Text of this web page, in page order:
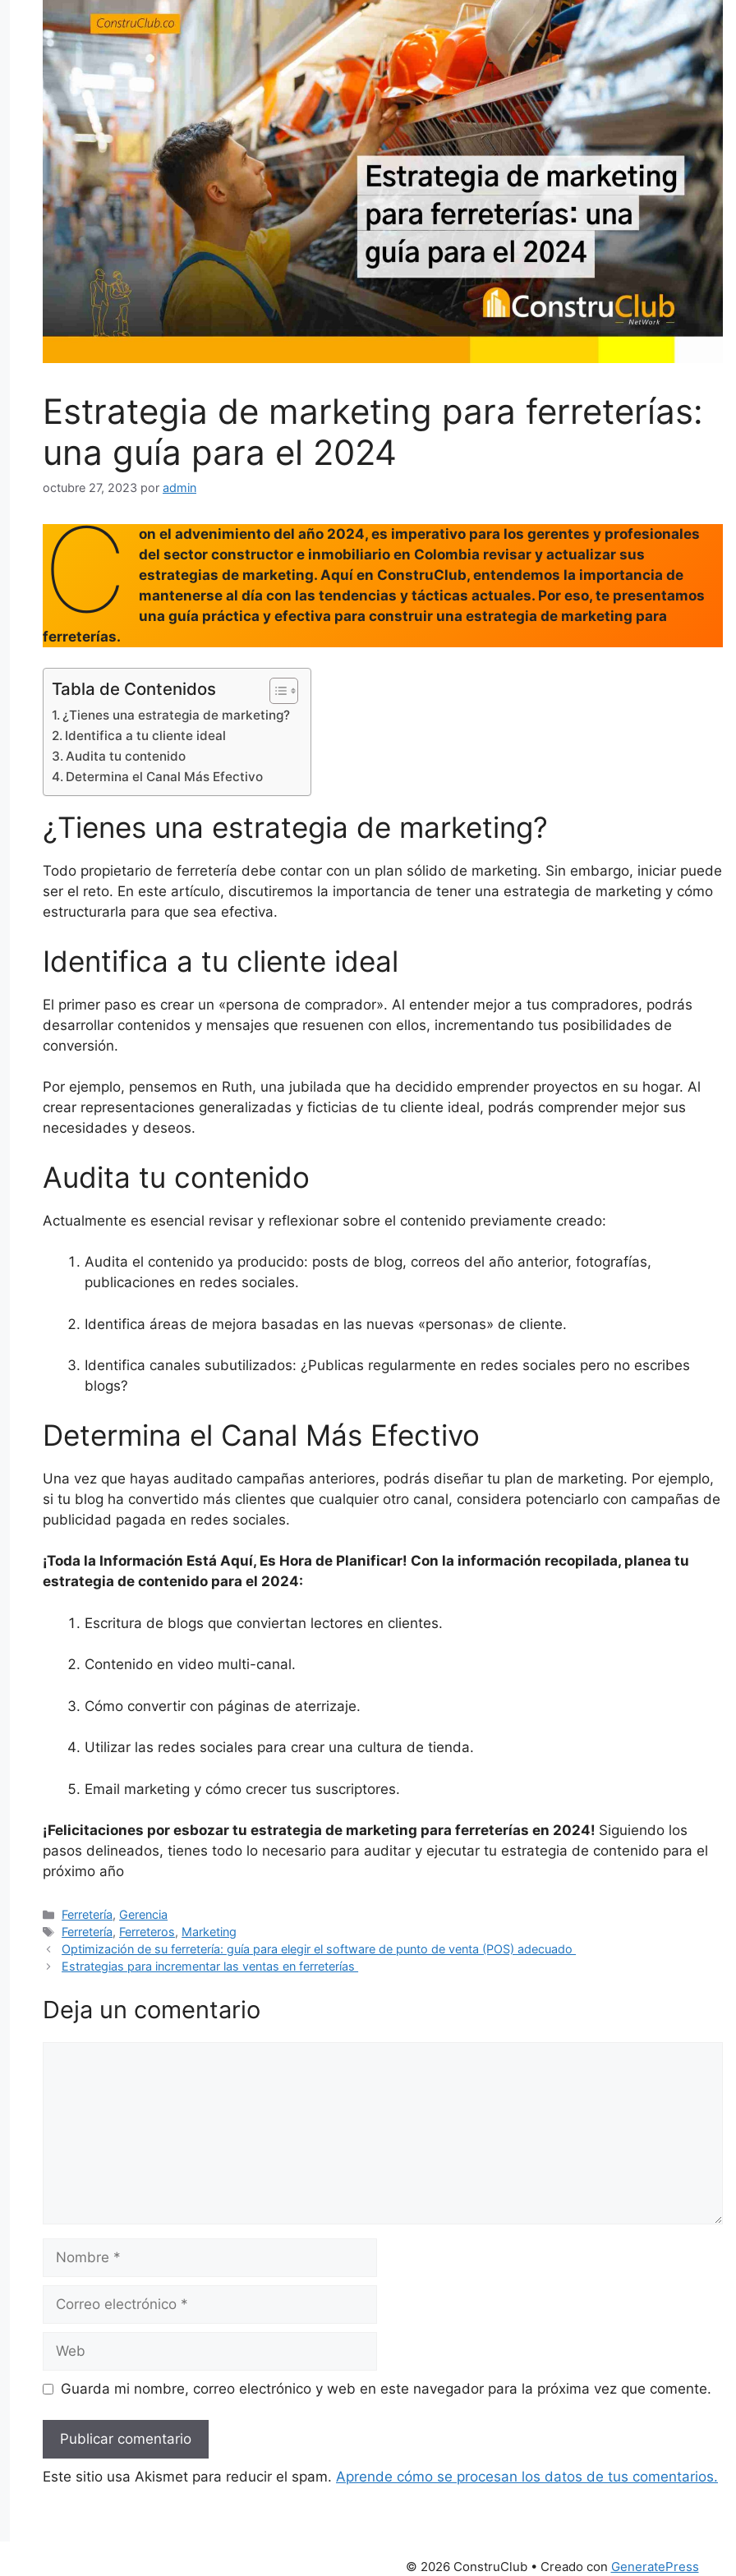
Estrategia de marketing para ferreterías:
una guía para el 2024
octubre 27, 2023 por admin
C
on el advenimiento del año 2024, es imperativo para los gerentes y profesionales
del sector constructor e inmobiliario en Colombia revisar y actualizar sus
estrategias de marketing. Aquí en ConstruClub, entendemos la importancia de
mantenerse al día con las tendencias y tácticas actuales. Por eso, te presentamos
una guía práctica y efectiva para construir una estrategia de marketing para
ferreterías.
Tabla de Contenidos
¿Tienes una estrategia de marketing?
Identifica a tu cliente ideal
Audita tu contenido
Determina el Canal Más Efectivo
¿Tienes una estrategia de marketing?
Todo propietario de ferretería debe contar con un plan sólido de marketing. Sin embargo, iniciar puede
ser el reto. En este artículo, discutiremos la importancia de tener una estrategia de marketing y cómo
estructurarla para que sea efectiva.
Identifica a tu cliente ideal
El primer paso es crear un «persona de comprador». Al entender mejor a tus compradores, podrás
desarrollar contenidos y mensajes que resuenen con ellos, incrementando tus posibilidades de
conversión.
Por ejemplo, pensemos en Ruth, una jubilada que ha decidido emprender proyectos en su hogar. Al
crear representaciones generalizadas y ficticias de tu cliente ideal, podrás comprender mejor sus
necesidades y deseos.
Audita tu contenido
Actualmente es esencial revisar y reflexionar sobre el contenido previamente creado:
Audita el contenido ya producido: posts de blog, correos del año anterior, fotografías,
publicaciones en redes sociales.
Identifica áreas de mejora basadas en las nuevas «personas» de cliente.
Identifica canales subutilizados: ¿Publicas regularmente en redes sociales pero no escribes
blogs?
Determina el Canal Más Efectivo
Una vez que hayas auditado campañas anteriores, podrás diseñar tu plan de marketing. Por ejemplo,
si tu blog ha convertido más clientes que cualquier otro canal, considera potenciarlo con campañas de
publicidad pagada en redes sociales.
¡Toda la Información Está Aquí, Es Hora de Planificar! Con la información recopilada, planea tu
estrategia de contenido para el 2024:
Escritura de blogs que conviertan lectores en clientes.
Contenido en video multi-canal.
Cómo convertir con páginas de aterrizaje.
Utilizar las redes sociales para crear una cultura de tienda.
Email marketing y cómo crecer tus suscriptores.
¡Felicitaciones por esbozar tu estrategia de marketing para ferreterías en 2024! Siguiendo los
pasos delineados, tienes todo lo necesario para auditar y ejecutar tu estrategia de contenido para el
próximo año
Categorías
Ferretería, Gerencia
Etiquetas
Ferretería, Ferreteros, Marketing
Optimización de su ferretería: guía para elegir el software de punto de venta (POS) adecuado
Estrategias para incrementar las ventas en ferreterías
Deja un comentario
electrónico
Guarda mi nombre, correo electrónico y web en este navegador para la próxima vez que comente.
Este sitio usa Akismet para reducir el spam. Aprende cómo se procesan los datos de tus comentarios.
© 2026 ConstruClub• Creado con GeneratePress